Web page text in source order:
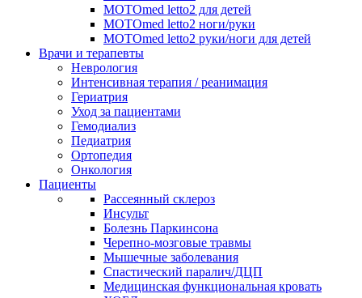
MOTOmed letto2 для детей
MOTOmed letto2 ноги/руки
MOTOmed letto2 руки/ноги для детей
Врачи и терапевты
Неврология
Интенсивная терапия / реанимация
Гериатрия
Уход за пациентами
Гемодиализ
Педиатрия
Ортопедия
Онкология
Пациенты
Рассеянный склероз
Инсульт
Болезнь Паркинсона
Черепно-мозговые травмы
Мышечные заболевания
Спастический паралич/ДЦП
Медицинская функциональная кровать